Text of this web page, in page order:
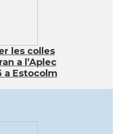
les colles
a l’Aplec
a Estocolm